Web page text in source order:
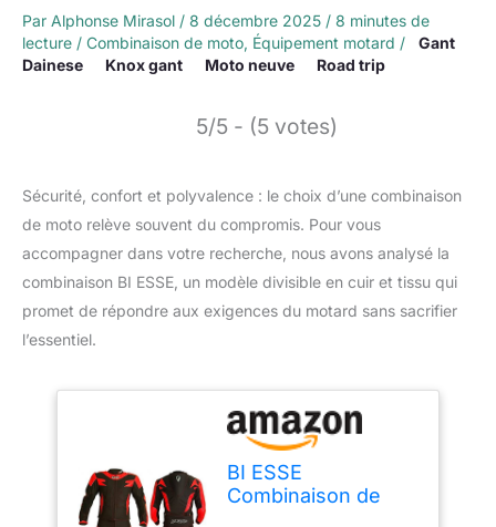
Par Alphonse Mirasol / 8 décembre 2025 / 8 minutes de
lecture / Combinaison de moto, Équipement motard /
Gant
Dainese
Knox gant Moto neuve Road trip
5/5 - (5 votes)
Sécurité, confort et polyvalence : le choix d’une combinaison
de moto relève souvent du compromis. Pour vous
accompagner dans votre recherche, nous avons analysé la
combinaison BI ESSE, un modèle divisible en cuir et tissu qui
promet de répondre aux exigences du motard sans sacrifier
l’essentiel.
BI ESSE
Combinaison de